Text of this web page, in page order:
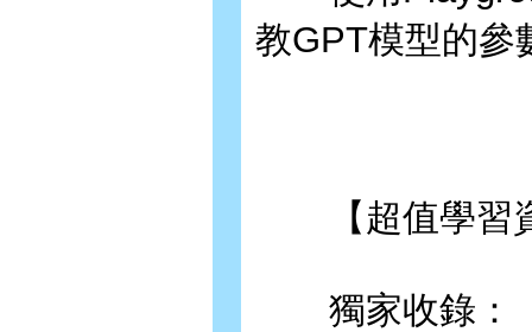
教GPT模型的參
【超值學習
獨家收錄：「